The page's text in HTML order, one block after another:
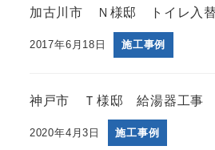
加古川市 Ｎ様邸 トイレ
2017年6月18日 施工事例
神戸市 Ｔ様邸 給湯器工事
2020年4月3日 施工事例